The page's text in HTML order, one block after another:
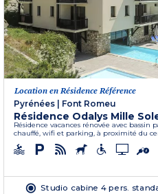
Location en Résidence Référence
Pyrénées
Font Romeu
Résidence Odalys Mille
Résidence vacances rénovée avec
chauffé, wifi et parking, à proximité du
Studio cabine 4 pers.